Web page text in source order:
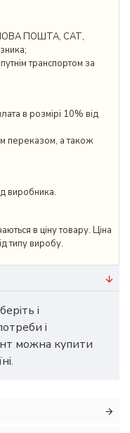
НОВА ПОШТА, САТ,
транспортом за
в розмірі 10% від
переказом, а також
виробника.
в ціну товару. Ціна
типу виробу.
і
і
можна купити